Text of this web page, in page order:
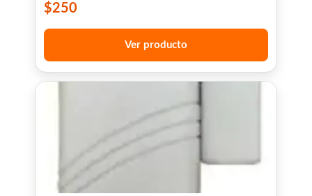
$250
Ver producto